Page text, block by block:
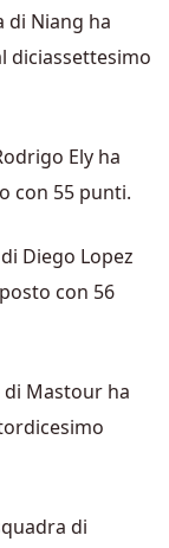
di Niang ha
diciassettesimo
Ely ha
con 55 punti.
Diego Lopez
con 56
di Mastour ha
di